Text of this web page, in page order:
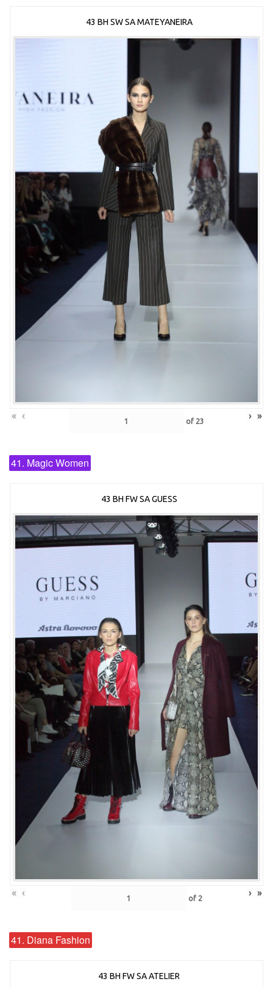
43 BH SW SA MATEYANEIRA
« ‹ of 23 › »
41. Magic Women
43 BH FW SA GUESS
« ‹ of 2 › »
41. Diana Fashion
43 BH FW SA ATELIER